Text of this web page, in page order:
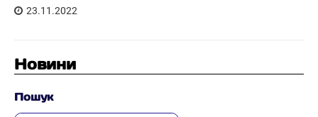
23.11.2022
Новини
Пошук